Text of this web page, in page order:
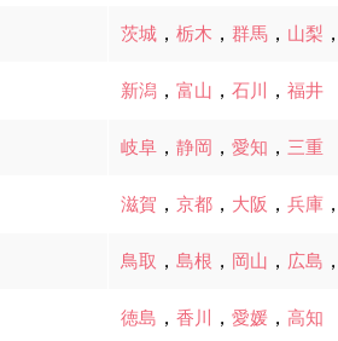
茨城 ， 栃木 ， 群馬 ， 山梨 ，
新潟 ， 富山 ， 石川 ， 福井
岐阜 ， 静岡 ， 愛知 ， 三重
滋賀 ， 京都 ， 大阪 ， 兵庫 ，
鳥取 ， 島根 ， 岡山 ， 広島 ，
徳島 ， 香川 ， 愛媛 ， 高知